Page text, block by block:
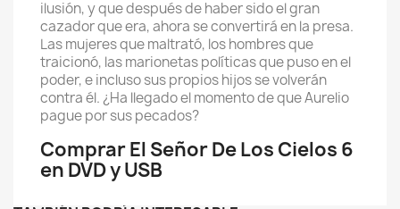
ilusión, y que después de haber sido el gran
cazador que era, ahora se convertirá en la presa.
Las mujeres que maltrató, los hombres que
traicionó, las marionetas políticas que puso en el
poder, e incluso sus propios hijos se volverán
contra él. ¿Ha llegado el momento de que Aurelio
pague por sus pecados?
Comprar El Señor De Los Cielos 6
en DVD y USB